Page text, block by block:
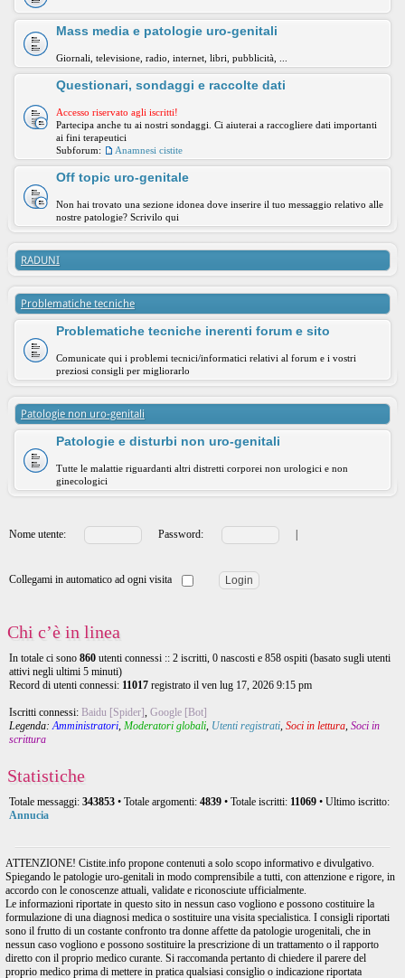
Mass media e patologie uro-genitali
Giornali, televisione, radio, internet, libri, pubblicità, ...
Questionari, sondaggi e raccolte dati
Accesso riservato agli iscritti!
Partecipa anche tu ai nostri sondaggi. Ci aiuterai a raccogliere dati importanti
ai fini terapeutici
Subforum:
Anamnesi cistite
Off topic uro-genitale
Non hai trovato una sezione idonea dove inserire il tuo messaggio relativo alle
nostre patologie? Scrivilo qui
RADUNI
Problematiche tecniche
Problematiche tecniche inerenti forum e sito
Comunicate qui i problemi tecnici/informatici relativi al forum e i vostri
preziosi consigli per migliorarlo
Patologie non uro-genitali
Patologie e disturbi non uro-genitali
Tutte le malattie riguardanti altri distretti corporei non urologici e non
ginecologici
Nome utente: Password:
Collegami in automatico ad ogni visita
Chi c’è in linea
In totale ci sono 860 utenti connessi :: 2 iscritti, 0 nascosti e 858 ospiti (basato sugli utenti
attivi negli ultimi 5 minuti)
Record di utenti connessi: 11017 registrato il ven lug 17, 2026 9:15 pm
Iscritti connessi: Baidu [Spider], Google [Bot]
Legenda:Amministratori, Moderatori globali, Utenti registrati, Soci in lettura, Soci in
scrittura
Statistiche
Totale messaggi: 343853 • Totale argomenti: 4839 • Totale iscritti: 11069 • Ultimo iscritto:
Annucia
ATTENZIONE! Cistite.info propone contenuti a solo scopo informativo e divulgativo.
Spiegando le patologie uro-genitali in modo comprensibile a tutti, con attenzione e rigore, in
accordo con le conoscenze attuali, validate e riconosciute ufficialmente.
Le informazioni riportate in questo sito in nessun caso vogliono e possono costituire la
formulazione di una diagnosi medica o sostituire una visita specialistica. I consigli riportati
sono il frutto di un costante confronto tra donne affette da patologie urogenitali, che in
nessun caso vogliono e possono sostituire la prescrizione di un trattamento o il rapporto
diretto con il proprio medico curante. Si raccomanda pertanto di chiedere il parere del
proprio medico prima di mettere in pratica qualsiasi consiglio o indicazione riportata